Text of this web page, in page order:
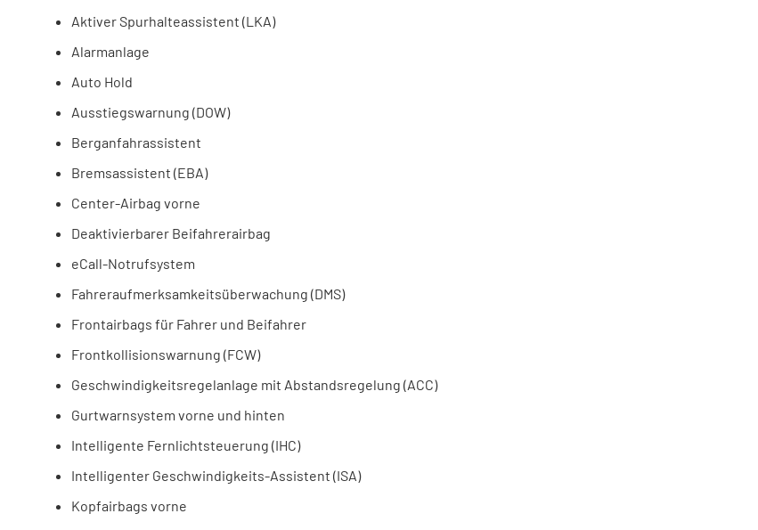
Aktiver Spurhalteassistent (LKA)
Alarmanlage
Auto Hold
Ausstiegswarnung (DOW)
Berganfahrassistent
Bremsassistent (EBA)
Center-Airbag vorne
Deaktivierbarer Beifahrerairbag
eCall-Notrufsystem
Fahreraufmerksamkeitsüberwachung (DMS)
Frontairbags für Fahrer und Beifahrer
Frontkollisionswarnung (FCW)
Geschwindigkeitsregelanlage mit Abstandsregelung (ACC)
Gurtwarnsystem vorne und hinten
Intelligente Fernlichtsteuerung (IHC)
Intelligenter Geschwindigkeits-Assistent (ISA)
Kopfairbags vorne